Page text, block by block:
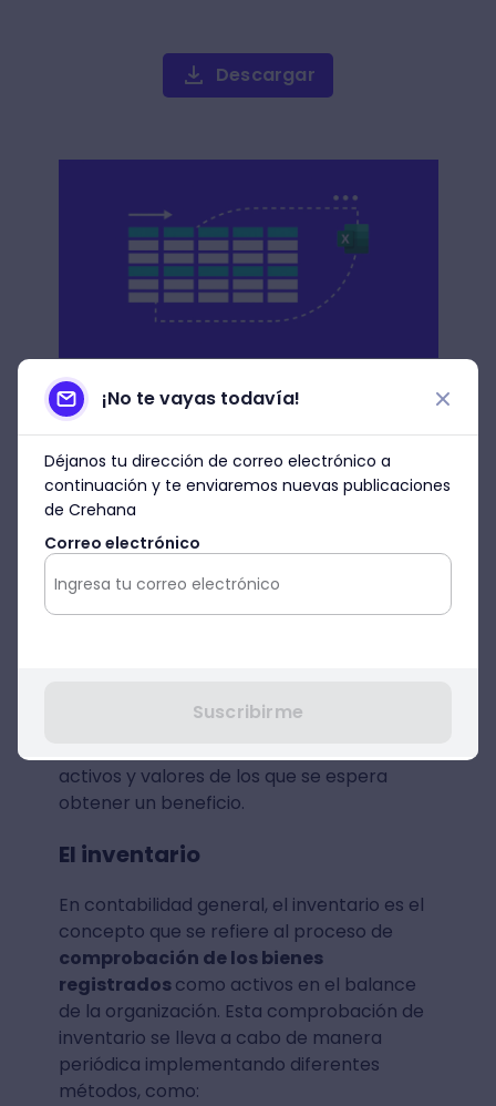
Descargar
La valoración contable
La valoración es la manera en que la
contabilidad
para cada activo contable.
cuantitativa, no cualitativa, lo cual, significa
que es indispensable que las cuentas
La valoración contable también ayuda a
activos y valores de los que se espera
obtener un beneficio.
El inventario
En contabilidad general, el inventario es el
concepto que se refiere al proceso de
comprobación de los bienes
registradoscomo activos en el balance
de la organización. Esta comprobación de
inventario se lleva a cabo de manera
periódica implementando diferentes
métodos, como:
¡No te vayas todavía!
Déjanos tu dirección de correo electrónico a
continuación y te enviaremos nuevas publicaciones
de Crehana
Correo electrónico
Suscribirme